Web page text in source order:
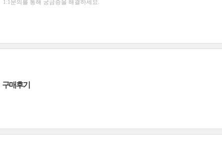
1:1문의를 통해 궁금증을 해결하세요.
구매후기